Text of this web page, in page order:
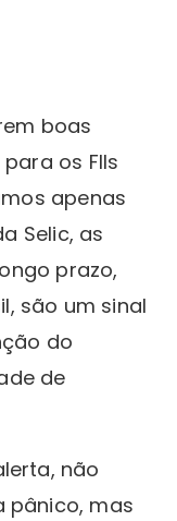
boas
os FIIs
apenas
Selic, as
prazo,
são um sinal
do
de
não
pânico, mas